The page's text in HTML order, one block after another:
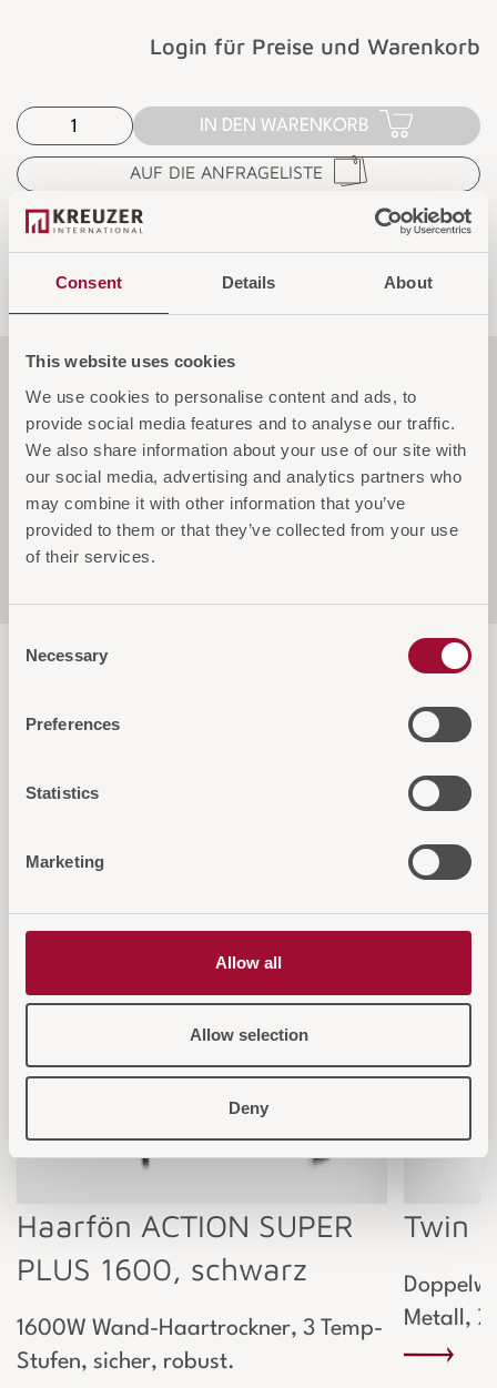
Consent Details About
This website uses cookies
We use cookies to personalise content and ads, to
provide social media features and to analyse our traffic.
We also share information about your use of our site with
our social media, advertising and analytics partners who
may combine it with other information that you’ve
provided to them or that they’ve collected from your use
of their services.
Selection
Necessary
Preferences
Statistics
Marketing
Allow all
Allow selection
Deny
Login für Preise und Warenkorb
IN DEN WARENKORB
AUF DIE ANFRAGELISTE
Spezifikationen
Diese Artikel könnten Sie auch
Haarfön ACTION SUPER
PLUS 1600, schwarz
1600W Wand-Haartrockner, 3 Temp-
Stufen, sicher, robust.
Twin
Metall, 7